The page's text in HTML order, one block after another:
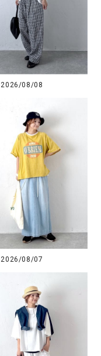
2026/08/08
2026/08/07